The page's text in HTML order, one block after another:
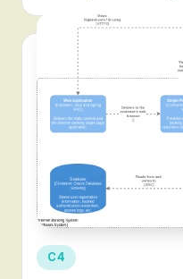
o
Опубликовано
C4